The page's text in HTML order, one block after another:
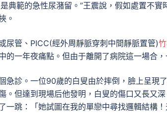
典範的急性尿潴留。”王震說，假如處置不
。
尿管、PICC(經外周靜脈穿刺中間靜脈置管)
的一年夜痛點。但由于離開了病院這一場合
急診。一位90歲的白叟由於摔倒，臉上呈現
。但達到現場后他發明，白叟的傷口又長又
一跳：「她試圖在我的單戀中尋找邏輯結構